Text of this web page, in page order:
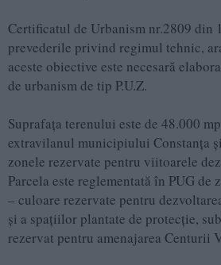
Certificatul de Urbanism nr.2809 din
prevederile privind regimul tehnic,
aceste obiective este necesară
de urbanism de tip P.U.Z.
Suprafața terenului este de 48.000
extravilanul municipiului Constanța
zonele rezervate pentru viitoarele
Parcela este reglementată în PUG de
– culoare rezervate pentru
și a spațiilor plantate de protecție,
rezervat pentru amenajarea Centurii